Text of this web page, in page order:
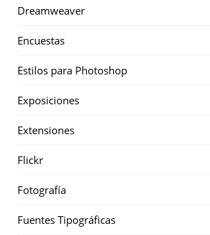
Dreamweaver
Encuestas
Estilos para Photoshop
Exposiciones
Extensiones
Flickr
Fotografía
Fuentes Tipográficas